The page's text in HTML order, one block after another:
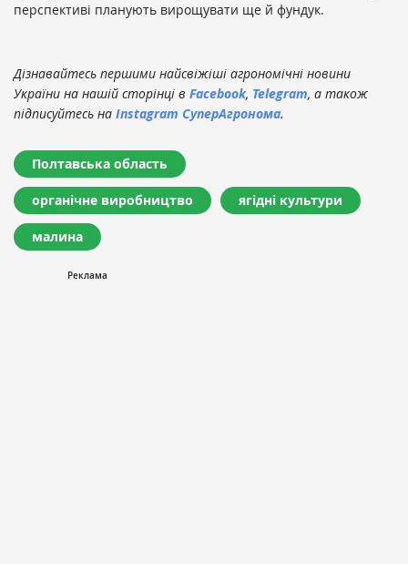
перспективі планують вирощувати ще й фундук.
Дізнавайтесь першими найсвіжіші агрономічні новини
України на нашій сторінці в Facebook, Telegram, а також
підписуйтесь на Instagram СуперАгронома.
Полтавська область
органічне виробництво ягідні культури
малина